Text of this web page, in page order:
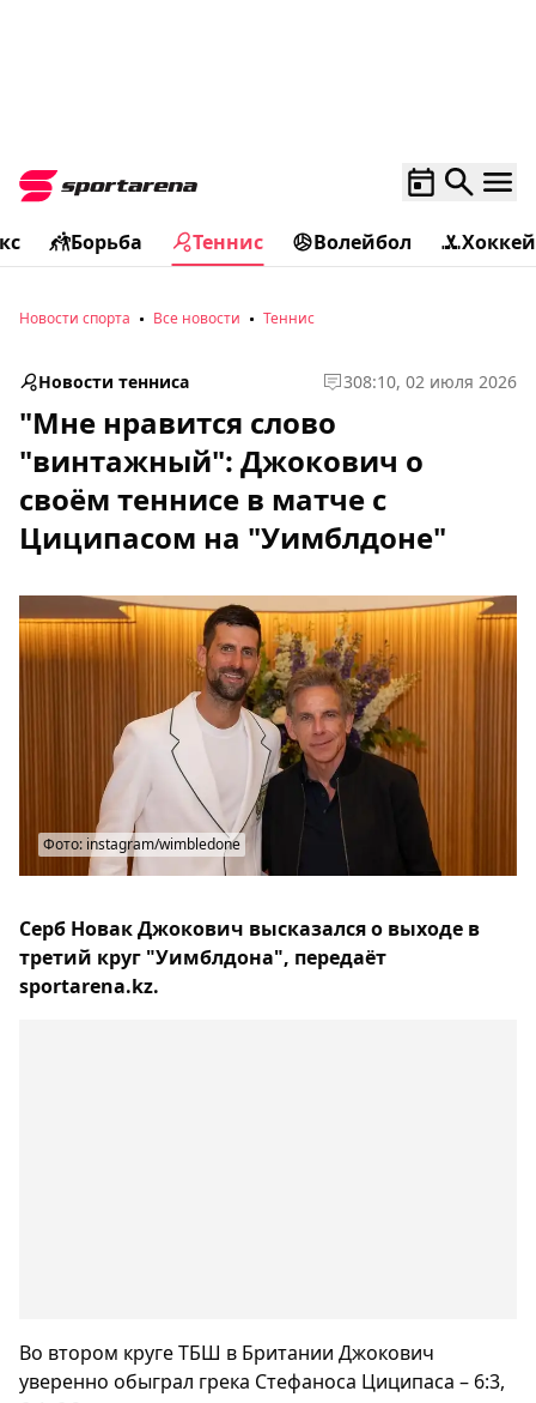
Борьба Теннис Волейбол Хоккей
Новости спорта Все новости Теннис
Новости тенниса 308:10, 02 июля 2026
"Мне нравится слово
"винтажный": Джокович о
своём теннисе в матче с
Циципасом на "Уимблдоне"
Фото: instagram/wimbledone
Серб Новак Джокович высказался о выходе в
третий круг "Уимблдона", передаёт
sportarena.kz.
Во втором круге ТБШ в Британии Джокович
уверенно обыграл грека Стефаноса Циципаса – 6:3,